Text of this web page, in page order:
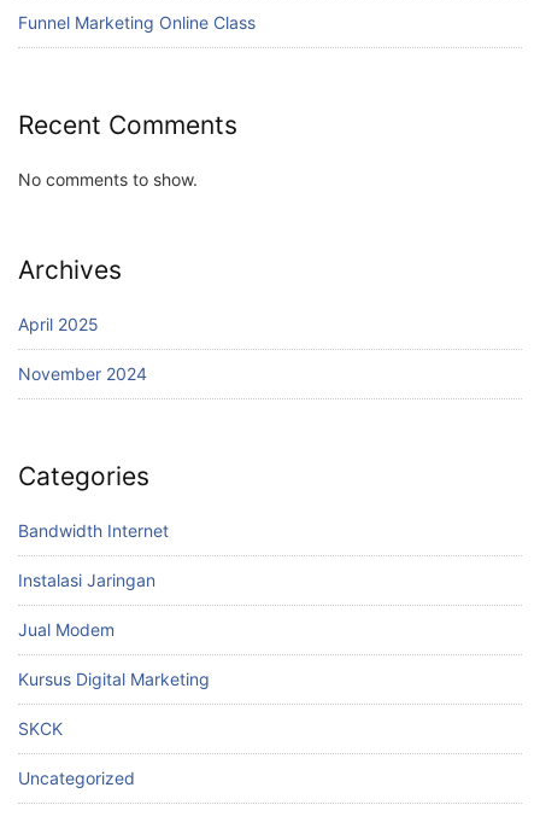
Funnel Marketing Online Class
Recent Comments
No comments to show.
Archives
April 2025
November 2024
Categories
Bandwidth Internet
Instalasi Jaringan
Jual Modem
Kursus Digital Marketing
SKCK
Uncategorized